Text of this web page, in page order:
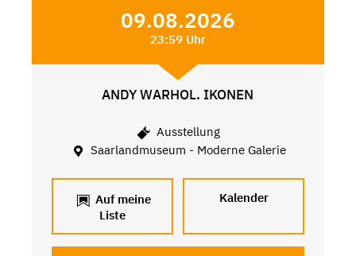
09.08.2026
23:59 Uhr
ANDY WARHOL. IKONEN
Ausstellung
Saarlandmuseum - Moderne Galerie
Auf meine
Liste
Kalender